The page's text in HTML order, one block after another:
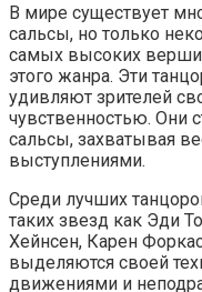
В мире существует
сальсы, но только
самых высоких
этого жанра. Эти
удивляют зрителей
чувственностью. Они
сальсы, захватывая
выступлениями.
Среди лучших
таких звезд как Эди
Хейнсен, Карен
выделяются своей
движениями и